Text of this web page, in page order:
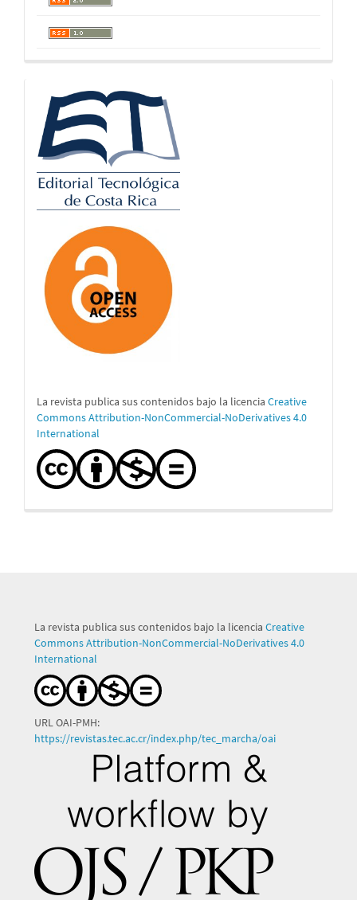
logos
La revista publica sus contenidos bajo la licencia Creative
Commons Attribution-NonCommercial-NoDerivatives 4.0
International
La revista publica sus contenidos bajo la licencia Creative
Commons Attribution-NonCommercial-NoDerivatives 4.0
International
URL OAI-PMH:
https://revistas.tec.ac.cr/index.php/tec_marcha/oai